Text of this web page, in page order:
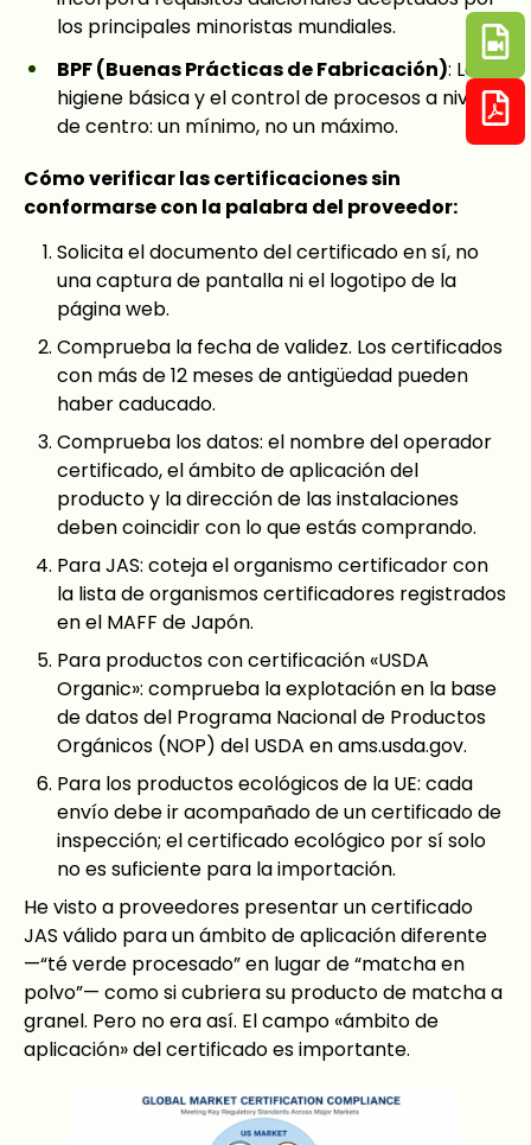
los principales minoristas mundiales.
BPF (Buenas Prácticas de Fabricación): La
higiene básica y el control de procesos a nivel
de centro: un mínimo, no un máximo.
Cómo verificar las certificaciones sin
conformarse con la palabra del proveedor:
Solicita el documento del certificado en sí, no
una captura de pantalla ni el logotipo de la
página web.
Comprueba la fecha de validez. Los certificados
con más de 12 meses de antigüedad pueden
haber caducado.
Comprueba los datos: el nombre del operador
certificado, el ámbito de aplicación del
producto y la dirección de las instalaciones
deben coincidir con lo que estás comprando.
Para JAS: coteja el organismo certificador con
la lista de organismos certificadores registrados
en el MAFF de Japón.
Para productos con certificación «USDA
Organic»: comprueba la explotación en la base
de datos del Programa Nacional de Productos
Orgánicos (NOP) del USDA en ams.usda.gov.
Para los productos ecológicos de la UE: cada
envío debe ir acompañado de un certificado de
inspección; el certificado ecológico por sí solo
no es suficiente para la importación.
He visto a proveedores presentar un certificado
JAS válido para un ámbito de aplicación diferente
—“té verde procesado” en lugar de “matcha en
polvo”— como si cubriera su producto de matcha a
granel. Pero no era así. El campo «ámbito de
aplicación» del certificado es importante.